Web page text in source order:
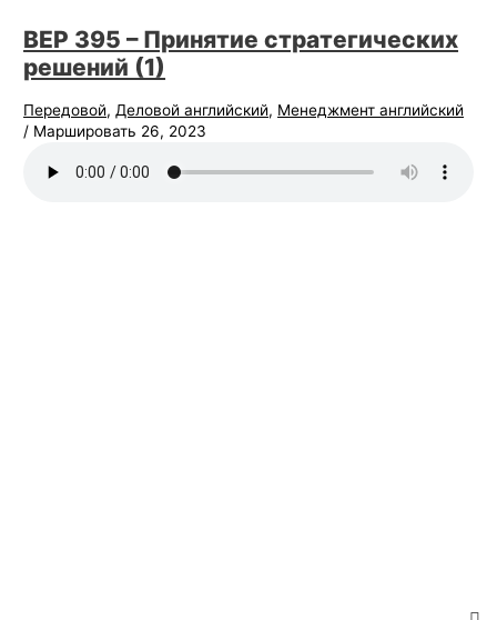
BEP 395 – Принятие стратегических
решений (1)
Передовой, Деловой английский, Менеджмент английский
/ Маршировать 26, 2023